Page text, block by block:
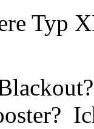
Typ